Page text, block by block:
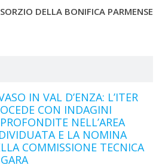
DELLA BONIFICA PARMENSE
IN VAL D’ENZA: L’ITER
CON INDAGINI
NELL’AREA
E LA NOMINA
COMMISSIONE TECNICA